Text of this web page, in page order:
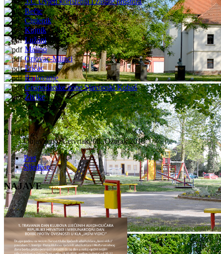
Bečic
Ciglenik
Kujnik
Lužani
Malino
Oriovac-Mlinci
Pričac
Radovanje
Gospodarske zone Slavonski Kobaš
Živike
Detalji
Objavljeno: Četvrtak, 08. Ožujak 2018.
Pret
Sljedeće
NAJAVE